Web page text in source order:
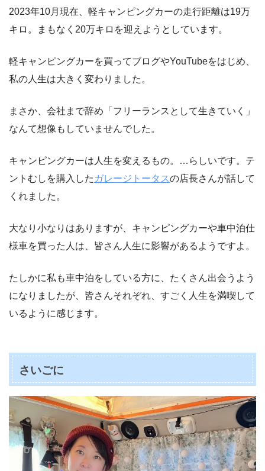
2023年10月現在、軽キャンピングカーの走行距離は19万
キロ。まもなく20万キロを迎えようとしています。
軽キャンピングカーを買ってブログやYouTubeをはじめ、
私の人生は大きく変わりました。
まさか、会社まで辞め「フリーランスとして生きていく」
なんて想像もしていませんでした。
キャンピングカーは人生を変えるもの。…らしいです。テ
ントむしを購入した ガレージトータスの店長さんが話して
くれました。
大なり小なりはありますが、キャンピングカーや車中泊仕
様車を買った人は、皆さん人生に影響があるようですよ。
たしかに私も車中泊をしている方に、たくさん出会うよう
になりましたが、皆さんそれぞれ、すごく人生を満喫して
いるように感じます。
さいごに